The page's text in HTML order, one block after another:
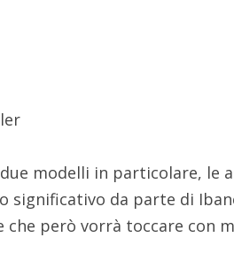
modelli in particolare, le
da parte di
però vorrà toccare con